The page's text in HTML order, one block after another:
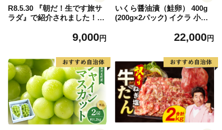
R8.5.30 『朝だ！生です旅サ
ラダ』で紹介されました！朝
生ハム ×3パック（1パックあ
9,000円
いくら醤油漬（鮭卵） 400g
(200g×2パック) イクラ 小分
くら醤油漬け 鮭 鮭卵 ikura
大好評品 北海道 白糠町
22,000円